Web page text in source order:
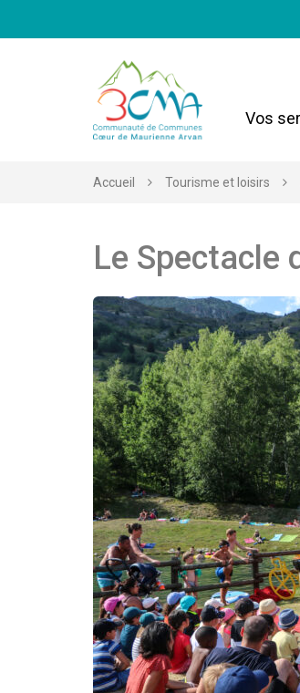
Vos
Accueil Tourisme et loisirs
Le Spectacle